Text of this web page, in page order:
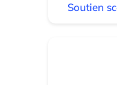
Soutien